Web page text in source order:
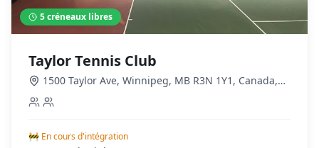
5créneaux libres
Taylor Tennis Club
1500 Taylor Ave, Winnipeg, MB R3N 1Y1, Canada,
Winnipeg
🚧 En cours d'intégration